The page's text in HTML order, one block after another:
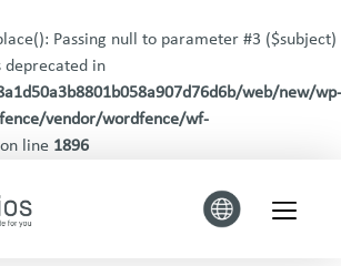
Passing null to parameter #3 ($subject)
in
web/new/wp-
vendor/wordfence/wf-
line 1896